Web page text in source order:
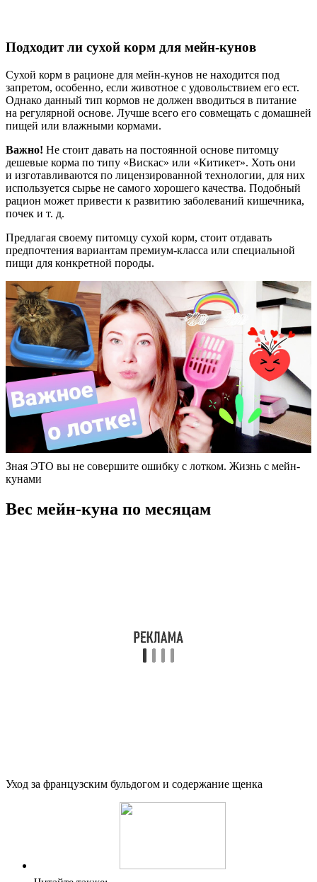
Подходит ли сухой корм для мейн-кунов
Сухой корм в рационе для мейн-кунов не находится под
запретом, особенно, если животное с удовольствием его ест.
Однако данный тип кормов не должен вводиться в питание
на регулярной основе. Лучше всего его совмещать с домашней
пищей или влажными кормами.
Важно! Не стоит давать на постоянной основе питомцу
дешевые корма по типу «Вискас» или «Китикет». Хоть они
и изготавливаются по лицензированной технологии, для них
используется сырье не самого хорошего качества. Подобный
рацион может привести к развитию заболеваний кишечника,
почек и т. д.
Предлагая своему питомцу сухой корм, стоит отдавать
предпочтения вариантам премиум-класса или специальной
пищи для конкретной породы.
Зная ЭТО вы не совершите ошибку с лотком. Жизнь с мейн-
кунами
Вес мейн-куна по месяцам
Уход за французским бульдогом и содержание щенка